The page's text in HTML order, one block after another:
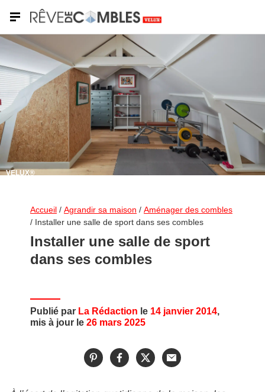
Accueil / Agrandir sa maison / Aménager des combles
/ Installer une salle de sport dans ses combles
Installer une salle de sport
dans ses combles
Publié par La Rédaction le 14 janvier 2014,
mis à jour le 26 mars 2025
VELUX®